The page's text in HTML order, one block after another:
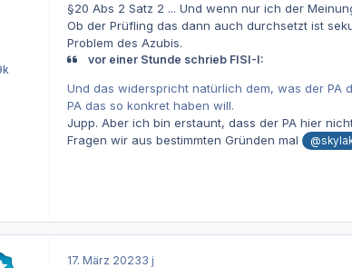
§20 Abs 2 Satz 2 ... Und wenn nur ich der
Ob der Prüfling das dann auch durchsetzt ist
Problem des Azubis.
vor einer Stunde schrieb FISI-I:
Und das widerspricht natürlich dem, was der PA
PA das so konkret haben will.
Jupp. Aber ich bin erstaunt, dass der PA hier
Fragen wir aus bestimmten Gründen mal
17. März 20233 j